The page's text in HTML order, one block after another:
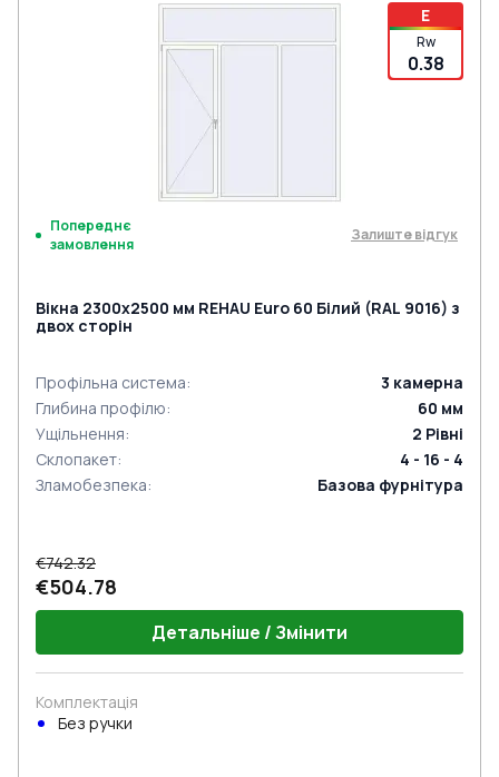
E
Rw
0.38
Попереднє
замовлення
Залиште відгук
Вікна 2300x2500 мм REHAU Euro 60 Білий (RAL 9016) з
двох сторін
Профільна система: 3 камерна
Глибина профілю: 60 мм
Ущільнення: 2 Рівні
Склопакет:
4 - 16 - 4
Зламобезпека: Базова фурнітура
€742.32
€504.78
Детальніше / Змінити
Комплектація
Без ручки